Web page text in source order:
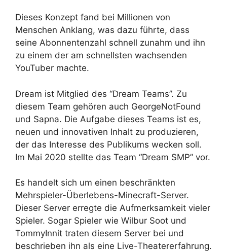
Dieses Konzept fand bei Millionen von
Menschen Anklang, was dazu führte, dass
seine Abonnentenzahl schnell zunahm und ihn
zu einem der am schnellsten wachsenden
YouTuber machte.
Dream ist Mitglied des “Dream Teams”. Zu
diesem Team gehören auch GeorgeNotFound
und Sapna. Die Aufgabe dieses Teams ist es,
neuen und innovativen Inhalt zu produzieren,
der das Interesse des Publikums wecken soll.
Im Mai 2020 stellte das Team “Dream SMP” vor.
Es handelt sich um einen beschränkten
Mehrspieler-Überlebens-Minecraft-Server.
Dieser Server erregte die Aufmerksamkeit vieler
Spieler. Sogar Spieler wie Wilbur Soot und
TommyInnit traten diesem Server bei und
beschrieben ihn als eine Live-Theatererfahrung.